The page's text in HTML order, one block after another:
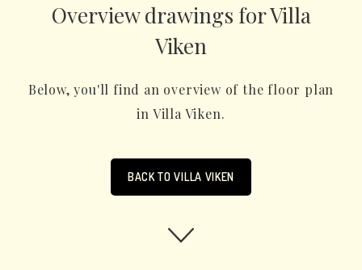
Overview drawings for Villa
Viken
Below, you'll find an overview of the floor plan
in Villa Viken.
BACK TO VILLA VIKEN